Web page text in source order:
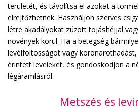
területét, és távolítsa el azokat a
elrejtőzhetnek. Használjon szerves
létre akadályokat zúzott tojáshéjjal
növények körül. Ha a betegség
levélfoltosságot vagy
érintett leveleket, és gondoskodjon a
légáramlásról.
Metszés és